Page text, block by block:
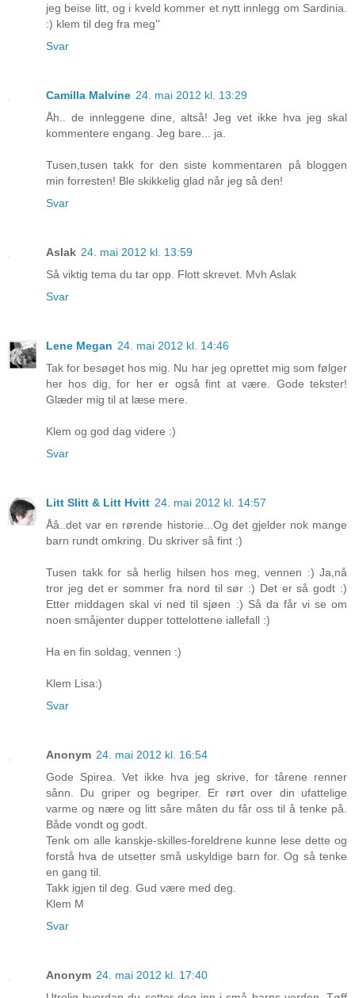
jeg beise litt, og i kveld kommer et nytt innlegg om Sardinia.
:) klem til deg fra meg''
Svar
Camilla Malvine 24. mai 2012 kl. 13:29
Åh.. de innleggene dine, altså! Jeg vet ikke hva jeg skal
kommentere engang. Jeg bare... ja.
Tusen,tusen takk for den siste kommentaren på bloggen
min forresten! Ble skikkelig glad når jeg så den!
Svar
Aslak 24. mai 2012 kl. 13:59
Så viktig tema du tar opp. Flott skrevet. Mvh Aslak
Svar
Lene Megan 24. mai 2012 kl. 14:46
Tak for besøget hos mig. Nu har jeg oprettet mig som følger
her hos dig, for her er også fint at være. Gode tekster!
Glæder mig til at læse mere.
Klem og god dag videre :)
Svar
Litt Slitt & Litt Hvitt 24. mai 2012 kl. 14:57
Åå..det var en rørende historie...Og det gjelder nok mange
barn rundt omkring. Du skriver så fint :)
Tusen takk for så herlig hilsen hos meg, vennen :) Ja,nå
tror jeg det er sommer fra nord til sør :) Det er så godt :)
Etter middagen skal vi ned til sjøen :) Så da får vi se om
noen småjenter dupper tottelottene iallefall :)
Ha en fin soldag, vennen :)
Klem Lisa:)
Svar
Anonym 24. mai 2012 kl. 16:54
Gode Spirea. Vet ikke hva jeg skrive, for tårene renner
sånn. Du griper og begriper. Er rørt over din ufattelige
varme og nære og litt såre måten du får oss til å tenke på.
Både vondt og godt.
Tenk om alle kanskje-skilles-foreldrene kunne lese dette og
forstå hva de utsetter små uskyldige barn for. Og så tenke
en gang til.
Takk igjen til deg. Gud være med deg.
Klem M
Svar
Anonym 24. mai 2012 kl. 17:40